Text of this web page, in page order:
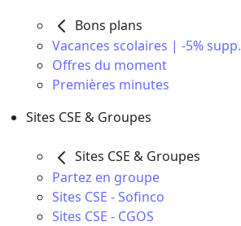
Bons plans
Vacances scolaires | -5% supp.
Offres du moment
Premières minutes
Sites CSE & Groupes
Sites CSE & Groupes
Partez en groupe
Sites CSE - Sofinco
Sites CSE - CGOS